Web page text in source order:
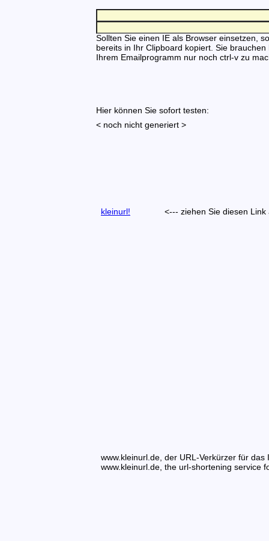
Sollten Sie einen IE als Browser einsetzen,
bereits in Ihr Clipboard kopiert. Sie brauchen
Ihrem Emailprogramm nur noch ctrl-v zu
Hier können Sie sofort testen:
< noch nicht generiert >
kleinurl! <--- ziehen Sie diesen
www.kleinurl.de, der URL-Verkürzer für das
www.kleinurl.de, the url-shortening service